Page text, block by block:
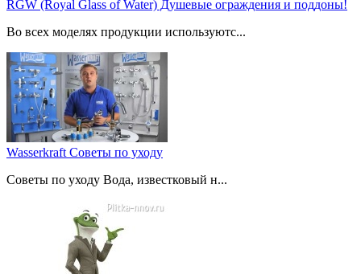
RGW (Royal Glass of Water) Душевые ограждения и поддоны!
Во всех моделях продукции используютс...
Wasserkraft Советы по уходу
Советы по уходу Вода, известковый н...